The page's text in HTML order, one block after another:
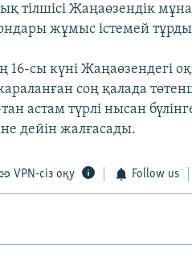
тілшісі Жаңаөзендік
жұмыс істемей
сы күні Жаңаөзендегі
соң қалада
астам түрлі нысан
дейін жалғасады.
VPN-сіз оқу Follow us